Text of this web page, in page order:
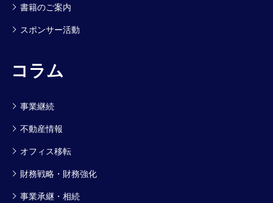
書籍のご案内
スポンサー活動
コラム
事業継続
不動産情報
オフィス移転
財務戦略・財務強化
事業承継・相続